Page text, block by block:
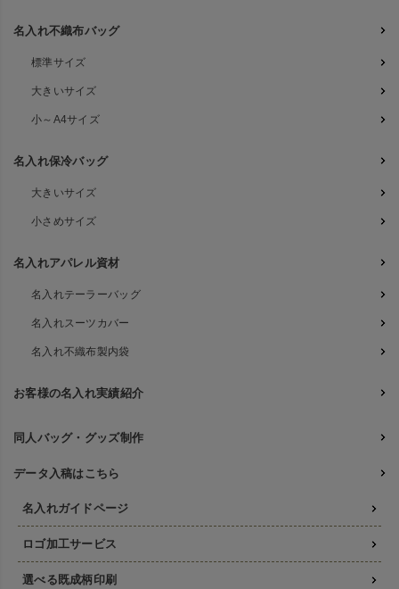
名入れ不織布バッグ
標準サイズ
大きいサイズ
小～A4サイズ
名入れ保冷バッグ
大きいサイズ
小さめサイズ
名入れアパレル資材
名入れテーラーバッグ
名入れスーツカバー
名入れ不織布製内袋
お客様の名入れ実績紹介
同人バッグ・グッズ制作
データ入稿はこちら
名入れガイドページ
ロゴ加工サービス
選べる既成柄印刷